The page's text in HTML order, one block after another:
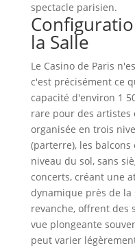
spectacle parisien.
la Salle
Le Casino de Paris
c'est précisément ce
capacité d'environ 1
rare pour des artistes
organisée en trois
(parterre), les
niveau du sol, sans
concerts, créant une
dynamique près de la
revanche, offrent des
vue plongeante
peut varier